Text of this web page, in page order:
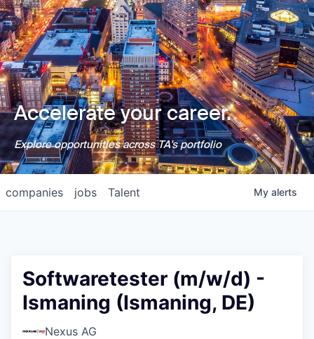
Accelerate your career.
Explore opportunities across TA's portfolio
jobs
companies Talent My alerts
Softwaretester (m/w/d) -
Ismaning (Ismaning, DE)
Nexus AG